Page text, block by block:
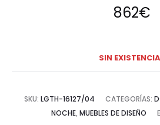
862€
SIN
SKU: LGTH-16127/04 CATEGORÍAS:
NOCHE, MUEBLES DE DISEÑO